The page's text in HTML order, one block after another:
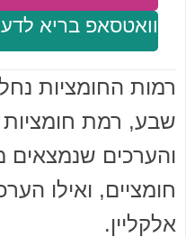
וואטסאפ בריא
רמות החומציות
אלקליין.